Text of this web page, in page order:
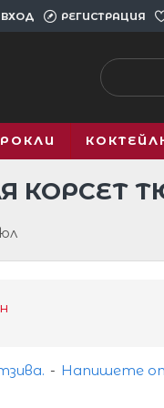
ВХОД РЕГИСТРАЦИЯ
КОРСЕТ
- Напишете